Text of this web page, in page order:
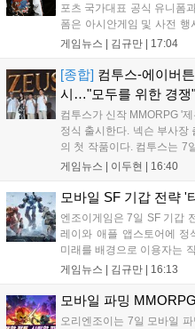
포츠 국가대표 공식 유니폼
폼은 아시안게임 및 사전 행
구성된 컬렉션은 오는 8월
서는 대회 규정에 따라 별도
게임뉴스 | 김규만 17:04
[종합] 컴투스-에이버
시…"모두를 위한 경쟁"
컴투스가 신작 MMORPG '
정식 출시한다. 넥슨 부사장
의 첫 작품이다. 컴투스는 7
심 콘텐츠, 유료화 정책, 운
의 오만으로 균열이...
게임뉴스 | 이두현 16:40
모바일 SF 기갑 전략 '
엔조이게임은 7일 SF 기갑
레이와 애플 앱스토어에 정
미래를 배경으로 이용자는
위한 전투를 펼친다. 지휘관
지원 보상을 제공한다. 상세
게임뉴스 | 김규만 16:13
모바일 파밍
오리엔조이는 7일 모바일